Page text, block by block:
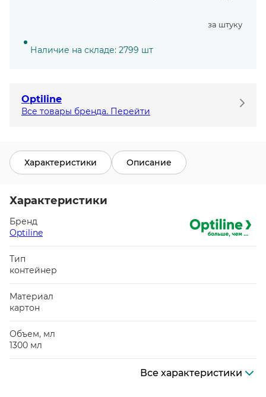
за штуку
Наличие на складе: 2799 шт
Optiline
Все товары бренда. Перейти
Характеристики Описание
Характеристики
Бренд
Optiline
Тип
контейнер
Материал
картон
Объем, мл
1300 мл
Все характеристики